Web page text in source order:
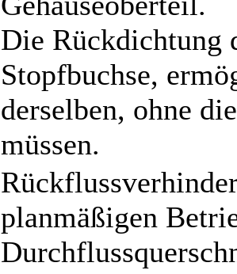
Die Rückdichtung
Stopfbuchse,
derselben, ohne
müssen.
planmäßigen